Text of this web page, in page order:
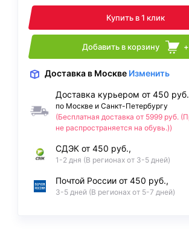
Купить в 1 клик
Добавить в корзину +
Доставка в Москве Изменить
Доставка курьером от 450 руб.
по Москве и Санкт-Петербургу
(Бесплатная доставка от 5999 руб.
не распространяется на обувь.))
СДЭК от 450 руб.,
1-2 дня (В регионах от 3-5 дней)
Почтой России от 450 руб.,
3-5 дней (В регионах от 5-7 дней)